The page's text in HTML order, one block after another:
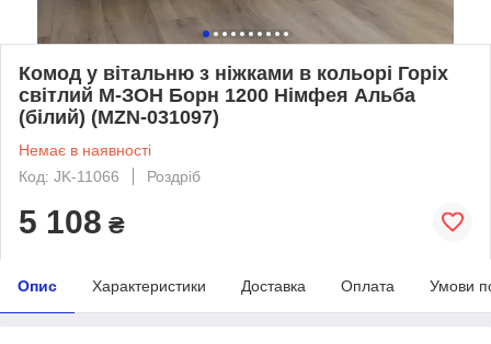
Комод у вітальню з ніжками в кольорі Горіх
світлий М-ЗОН Борн 1200 Німфея Альба
(білий) (MZN-031097)
Немає в наявності
Код: JK-11066
Роздріб
5 108 ₴
Опис Характеристики Доставка Оплата Умови